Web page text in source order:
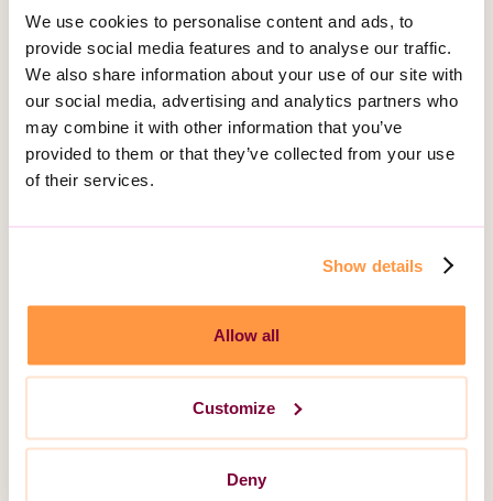
We use cookies to personalise content and ads, to
provide social media features and to analyse our traffic.
We also share information about your use of our site with
our social media, advertising and analytics partners who
may combine it with other information that you’ve
provided to them or that they’ve collected from your use
of their services.
Show details
Allow all
Customize
Deny
4. Vem delar vi dina personuppgifter
med?
6. Hur kontaktar du Attendo kring
dataskyddsfrågor?